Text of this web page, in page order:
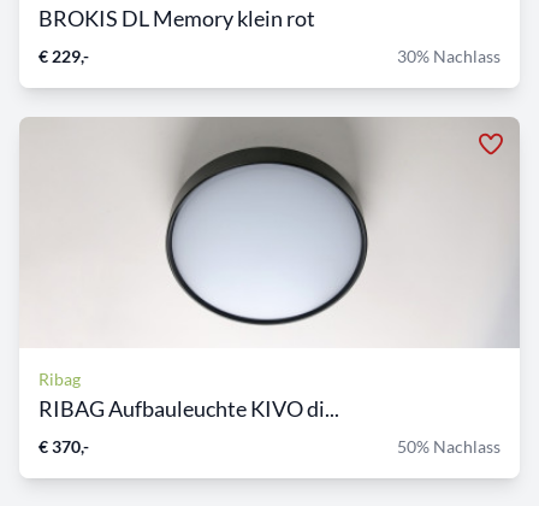
BROKIS DL Memory klein rot
€ 229,- 30% Nachlass
Ribag
RIBAG Aufbauleuchte KIVO di...
€ 370,- 50% Nachlass